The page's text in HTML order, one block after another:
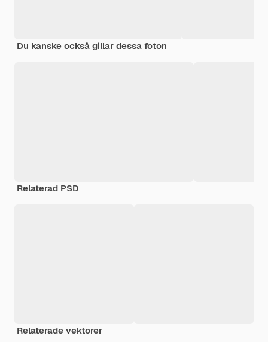
Du kanske också gillar dessa foton
Relaterad PSD
Relaterade vektorer